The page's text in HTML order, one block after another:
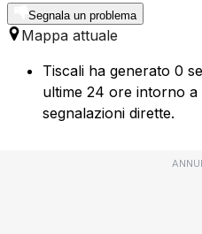
Segnala un problema
Mappa attuale
Tiscali ha generato 0
ultime 24 ore intorno
segnalazioni dirette.